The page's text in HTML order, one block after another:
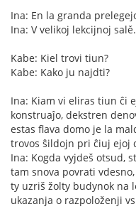
Ina: En la granda
Ina: V velikoj lekcijnoj salě.
Kabe: Kiel trovi tiun?
Kabe: Kako ju najdti?
Ina: Kiam vi eliras tiun ĉi
konstruaĵo, dekstren
estas flava domo je la
trovos ŝildojn pri ĉiuj ejoj
Ina: Kogda vyjdeš otsud,
tam snova povrati
ty uzriš žolty budynok na
ukazanja o razpoloženji